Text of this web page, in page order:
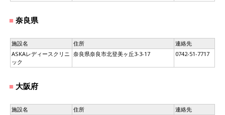
奈良県
施設名 住所
連絡先
ASKAレディースクリニ
ック
奈良県奈良市北登美ヶ丘3-3-17 0742-51-7717
大阪府
施設名 住所
連絡先